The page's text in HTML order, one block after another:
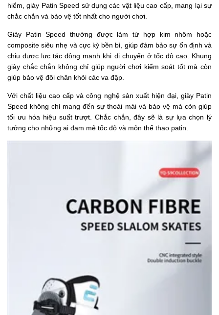
hiểm, giày Patin Speed sử dụng các vật liệu cao cấp, mang lại sự
chắc chắn và bảo vệ tốt nhất cho người chơi.
Giày Patin Speed thường được làm từ hợp kim nhôm hoặc
composite siêu nhẹ và cực kỳ bền bỉ, giúp đảm bảo sự ổn định và
chịu được lực tác động mạnh khi di chuyển ở tốc độ cao. Khung
giày chắc chắn không chỉ giúp người chơi kiểm soát tốt mà còn
giúp bảo vệ đôi chân khỏi các va đập.
Với chất liệu cao cấp và công nghệ sản xuất hiện đại, giày Patin
Speed không chỉ mang đến sự thoải mái và bảo vệ mà còn giúp
tối ưu hóa hiệu suất trượt. Chắc chắn, đây sẽ là sự lựa chọn lý
tưởng cho những ai đam mê tốc độ và môn thể thao patin.